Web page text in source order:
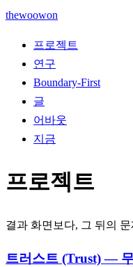
thewoowon
프로젝트
연구
Boundary-First
글
어바웃
지금
프로젝트
결과 화면보다, 그 뒤의
트러스트 (Trust) —